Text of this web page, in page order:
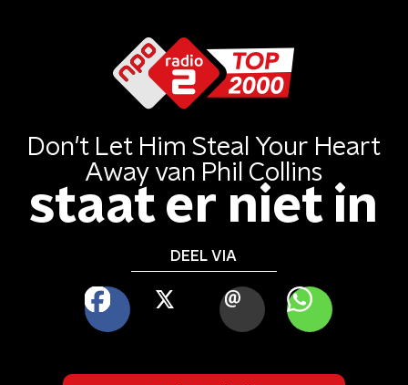
Don't Let Him Steal Your Heart
Away van Phil Collins
staat er niet in
DEEL VIA
FACEBOOK
X MAIL WHATSAPP